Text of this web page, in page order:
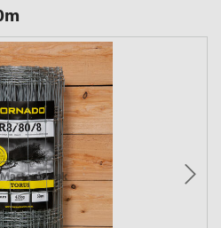
jaar ervaring
gratis verzending vanaf €75